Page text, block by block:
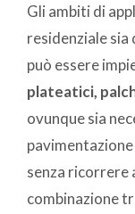
Gli ambiti di
residenziale sia
può essere
plateatici,
ovunque sia
senza ricorrere
combinazione